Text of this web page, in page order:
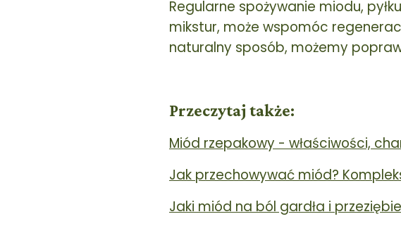
Regularne spożywanie miodu,
mikstur, może wspomóc
naturalny sposób, możemy
Przeczytaj także:
Miód rzepakowy - właściwości,
Jak przechowywać miód?
Jaki miód na ból gardła i